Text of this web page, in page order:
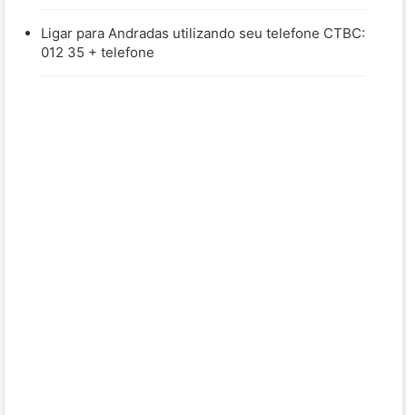
Ligar para Andradas utilizando seu telefone CTBC:
012 35 + telefone